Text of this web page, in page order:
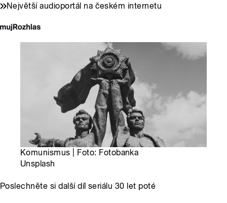
Největší audioportál na českém internetu
Komunismus | Foto: Fotobanka
Unsplash
Poslechněte si další díl seriálu 30 let poté